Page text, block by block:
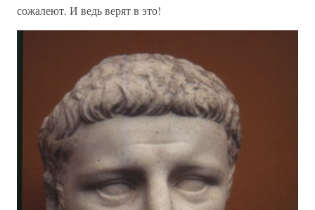
сожалеют. И ведь верят в это!